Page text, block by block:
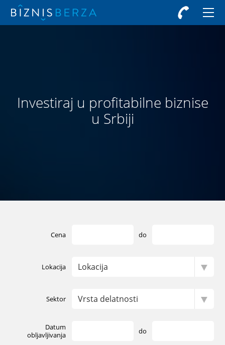
Investiraj u profitabilne biznise
u Srbiji
Cena do
Lokacija
Sektor
Datum
obljavljivanja
do